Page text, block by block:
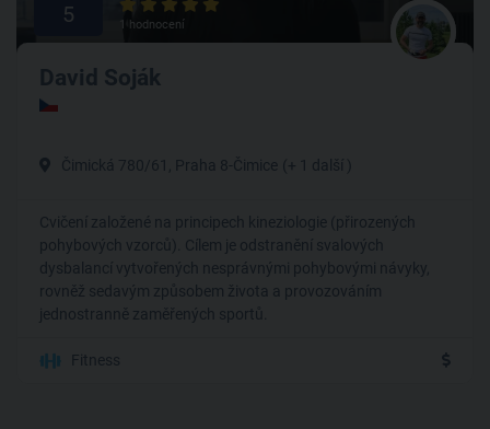
5 1 hodnocení
David Soják
Čimická 780/61, Praha 8-Čimice (+ 1 další )
Cvičení založené na principech kineziologie (přirozených
pohybových vzorců). Cílem je odstranění svalových
dysbalancí vytvořených nesprávnými pohybovými návyky,
rovněž sedavým způsobem života a provozováním
jednostranně zaměřených sportů.
Fitness